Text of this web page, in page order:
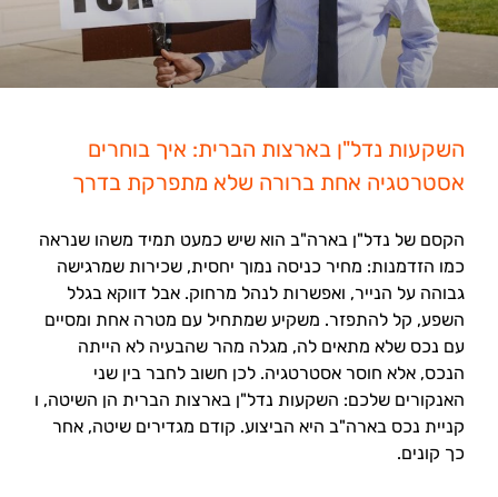
השקעות נדל"ן בארצות הברית: איך בוחרים
אסטרטגיה אחת ברורה שלא מתפרקת בדרך
הקסם של נדל"ן בארה"ב הוא שיש כמעט תמיד משהו שנראה
כמו הזדמנות: מחיר כניסה נמוך יחסית, שכירות שמרגישה
גבוהה על הנייר, ואפשרות לנהל מרחוק. אבל דווקא בגלל
השפע, קל להתפזר. משקיע שמתחיל עם מטרה אחת ומסיים
עם נכס שלא מתאים לה, מגלה מהר שהבעיה לא הייתה
הנכס, אלא חוסר אסטרטגיה. לכן חשוב לחבר בין שני
האנקורים שלכם: השקעות נדל"ן בארצות הברית הן השיטה, ו
קניית נכס בארה"ב היא הביצוע. קודם מגדירים שיטה, אחר
כך קונים.